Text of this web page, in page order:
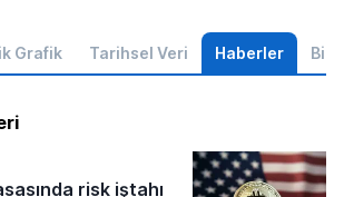
Grafik Tarihsel Veri Haberler Bilgi
risk iştahı